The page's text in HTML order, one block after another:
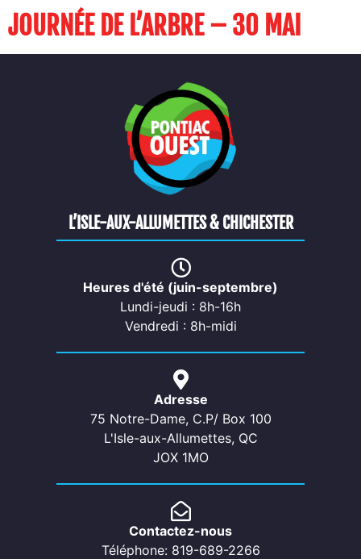
JOURNÉE DE L’ARBRE – 30 MAI
L’ISLE-AUX-ALLUMETTES & CHICHESTER
Heures d'été (juin-septembre)
Lundi-jeudi : 8h-16h
Vendredi : 8h-midi
Adresse
75 Notre-Dame, C.P/ Box 100
L'Isle-aux-Allumettes, QC
JOX 1MO
Contactez-nous
Téléphone: 819-689-2266